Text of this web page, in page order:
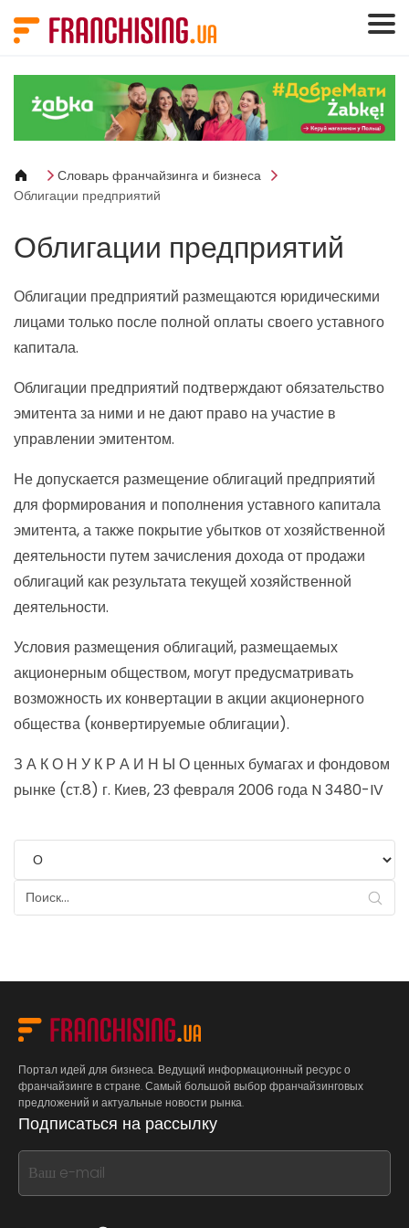
Словарь франчайзинга и бизнеса
Облигации предприятий
Облигации предприятий
Облигации предприятий размещаются юридическими
лицами только после полной оплаты своего уставного
капитала.
Облигации предприятий подтверждают обязательство
эмитента за ними и не дают право на участие в
управлении эмитентом.
Не допускается размещение облигаций предприятий
для формирования и пополнения уставного капитала
эмитента, а также покрытие убытков от хозяйственной
деятельности путем зачисления дохода от продажи
облигаций как результата текущей хозяйственной
деятельности.
Условия размещения облигаций, размещаемых
акционерным обществом, могут предусматривать
возможность их конвертации в акции акционерного
общества (конвертируемые облигации).
З А К О Н У К Р А И Н Ы О ценных бумагах и фондовом
рынке (ст.8) г. Киев, 23 февраля 2006 года N 3480-IV
Портал идей для бизнеса. Ведущий информационный ресурс о
франчайзинге в стране. Самый большой выбор франчайзинговых
предложений и актуальные новости рынка.
Подписаться на рассылку
If
you